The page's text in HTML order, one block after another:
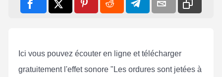
Ici vous pouvez écouter en ligne et télécharger
gratuitement l'effet sonore "Les ordures sont jetées à